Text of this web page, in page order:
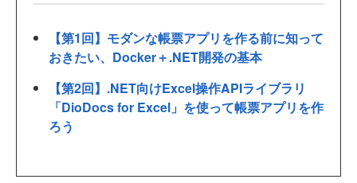
【第1回】モダンな帳票アプリを作る前に知って
おきたい、Docker＋.NET開発の基本
【第2回】.NET向けExcel操作APIライブラリ
「DioDocs for Excel」を使って帳票アプリを作
ろう